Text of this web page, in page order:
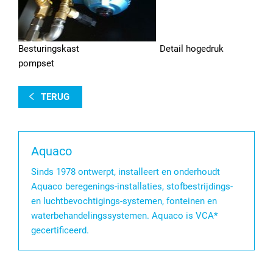
Besturingskast Detail hogedruk
pompset
TERUG
Aquaco
Sinds 1978 ontwerpt, installeert en onderhoudt
Aquaco beregenings-installaties, stofbestrijdings-
en luchtbevochtigings-systemen, fonteinen en
waterbehandelingssystemen. Aquaco is VCA*
gecertificeerd.